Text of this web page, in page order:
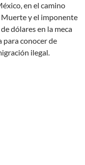
en el camino
Muerte y el imponente
dólares en la meca
para conocer de
ilegal.